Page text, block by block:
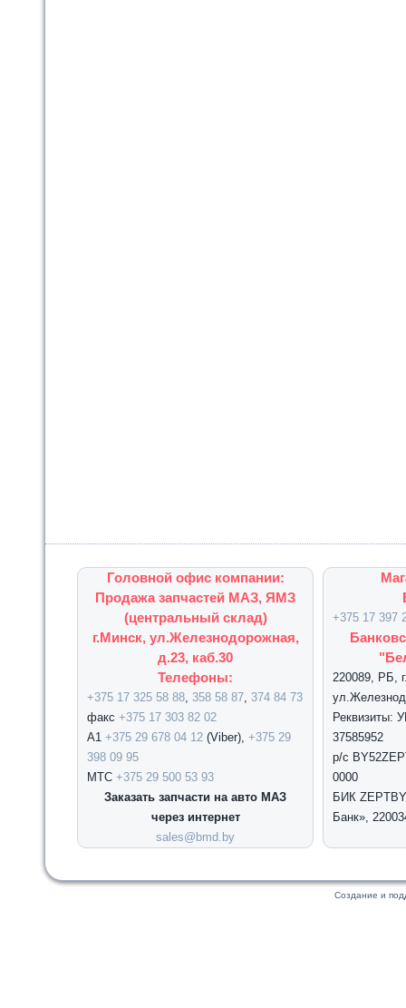
Головной офис компании:
Продажа запчастей МАЗ, ЯМЗ
(центральный склад)
г.Минск, ул.Железнодорожная,
д.23, каб.30
Телефоны:
+375 17 325 58 88, 358 58 87, 374 84 73
факс +375 17 303 82 02
А1 +375 29 678 04 12 (Viber), +375 29
398 09 95
МТС +375 29 500 53 93
Заказать запчасти на авто МАЗ
через интернет
sales@bmd.by
+375 17 397
220089, РБ,
Реквизиты:
37585952
р/с
0000
БИК
Банк»,
Создание и